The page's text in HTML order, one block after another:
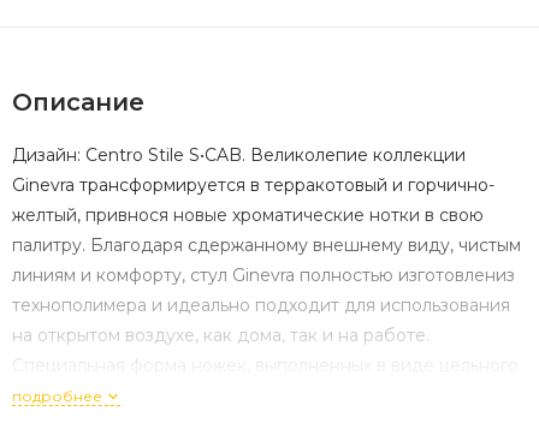
Описание
Дизайн: Centro Stile S•CAB. Великолепие коллекции
Ginevra трансформируется в терракотовый и горчично-
желтый, привнося новые хроматические нотки в свою
палитру. Благодаря сдержанному внешнему виду, чистым
линиям и комфорту, стул Ginevra полностью изготовлениз
технополимера и идеально подходит для использования
на открытом воздухе, как дома, так и на работе.
Специальная форма ножек, выполненных в виде цельного
блока, обеспечивает идеальную укладку в стек без
подробнее